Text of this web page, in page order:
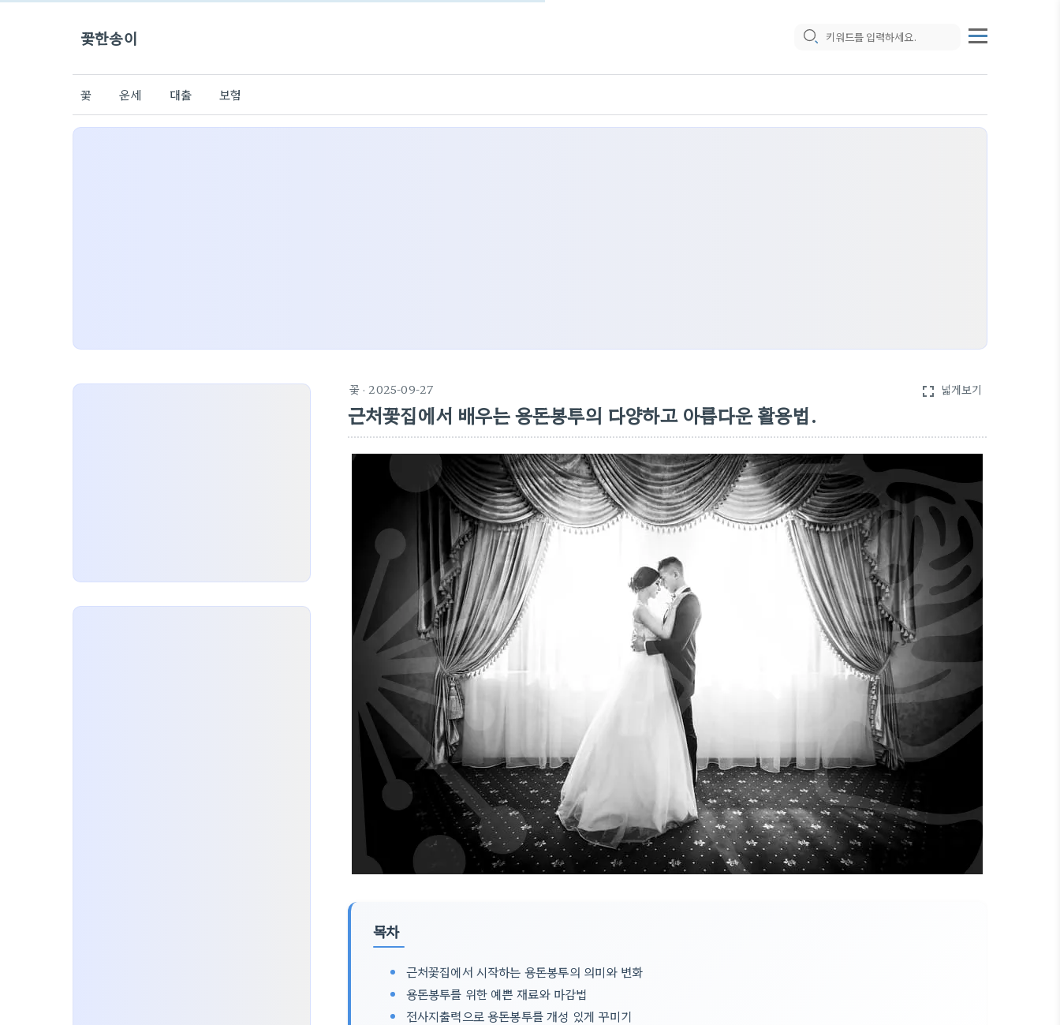
꽃한송이
꽃 운세 대출 보험
꽃· 2025-09-27 fullscreen 넓게보기
근처꽃집에서 배우는 용돈봉투의 다양하고 아름다운 활용법.
목차
근처꽃집에서 시작하는 용돈봉투의 의미와 변화
용돈봉투를 위한 예쁜 재료와 마감법
전사지출력으로 용돈봉투를 개성 있게 꾸미기